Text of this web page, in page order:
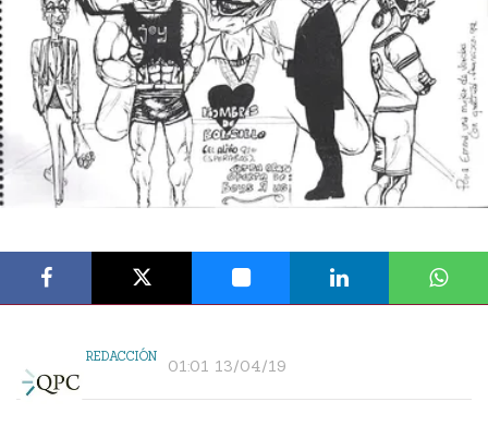
REDACCIÓN 01:01 13/04/19